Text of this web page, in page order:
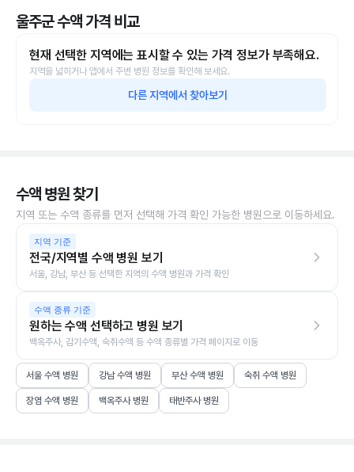
울주군 수액 가격 비교
현재 선택한 지역에는 표시할 수 있는 가격 정보가 부족해요.
지역을 넓히거나 앱에서 주변 병원 정보를 확인해 보세요.
다른 지역에서 찾아보기
수액 병원 찾기
지역 또는 수액 종류를 먼저 선택해 가격 확인 가능한 병원으로 이동하세요.
지역 기준
전국/지역별 수액 병원 보기
서울, 강남, 부산 등 선택한 지역의 수액 병원과 가격 확인
수액 종류 기준
원하는 수액 선택하고 병원 보기
백옥주사, 감기수액, 숙취수액 등 수액 종류별 가격 페이지로 이동
서울 수액 병원 강남 수액 병원 부산 수액 병원 숙취 수액 병원
장염 수액 병원 백옥주사 병원 태반주사 병원